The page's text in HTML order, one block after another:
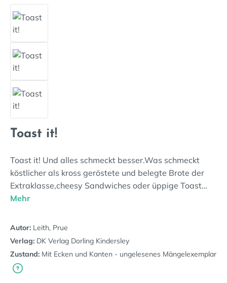
Toast it!
Toast it! Und alles schmeckt besser.Was schmeckt
köstlicher als kross geröstete und belegte Brote der
Extraklasse,cheesy Sandwiches oder üppige Toast…
Mehr
Autor: Leith, Prue
Verlag: DK Verlag Dorling Kindersley
Zustand: Mit Ecken und Kanten - ungelesenes Mängelexemplar